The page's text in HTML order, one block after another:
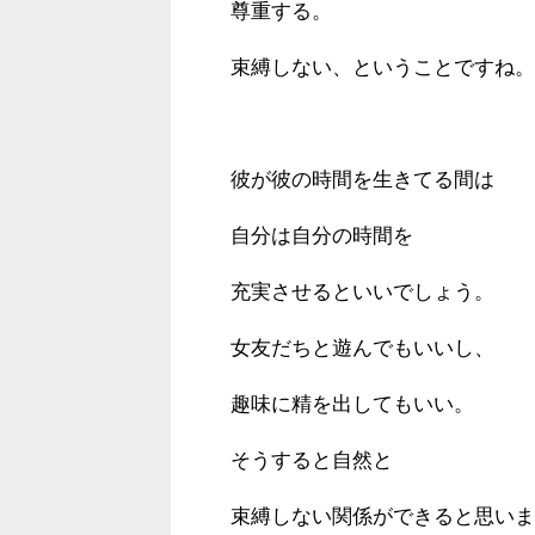
尊重する。
束縛しない、ということですね。
彼が彼の時間を生きてる間は
自分は自分の時間を
充実させるといいでしょう。
女友だちと遊んでもいいし、
趣味に精を出してもいい。
そうすると自然と
束縛しない関係ができると思い